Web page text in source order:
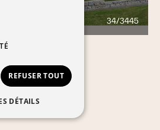
34/3445
REFUSER TOUT
DÉTAILS